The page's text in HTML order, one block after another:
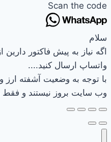
Scan the code
سلام
اگه نیاز به پیش فاکتور دارین
واتساپ ارسال کنید....
با توجه به وضعیت آشفته ارز
وب سایت بروز نیستند و فقط